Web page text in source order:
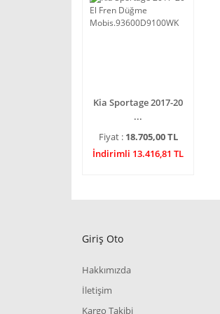
Kia Sportage 2017-20
...
Fiyat : 18.705,00 TL
İndirimli 13.416,81 TL
Giriş Oto
Hakkımızda
İletişim
Kargo Takibi